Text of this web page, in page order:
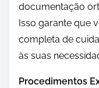
documentação
Isso garante que
completa de
às suas
Procedimentos